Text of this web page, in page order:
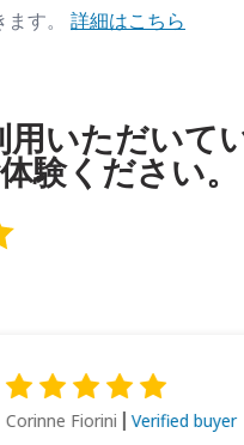
す。 詳細はこちら
いただいて
験ください。
Corinne Fiorini Verified buyer